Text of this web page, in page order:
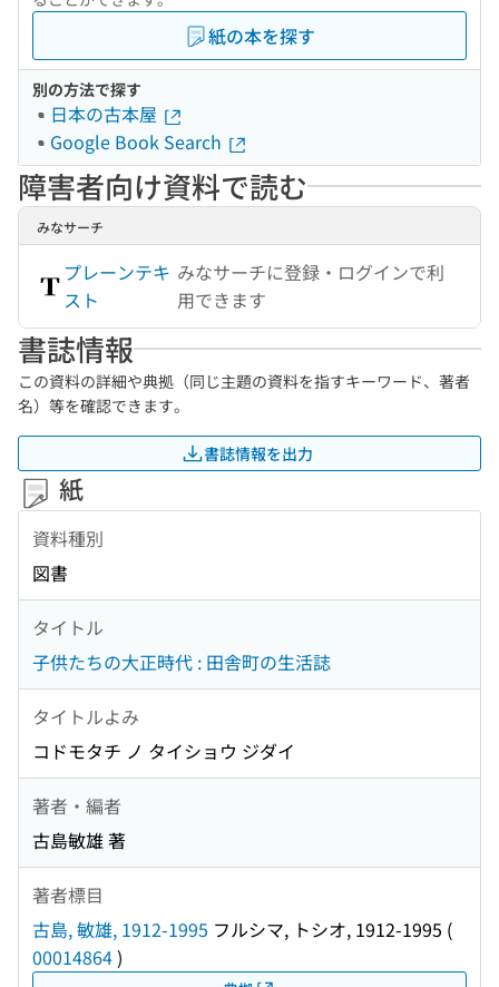
紙の本を探す
別の方法で探す
日本の古本屋
Google Book Search
障害者向け資料で読む
みなサーチ
プレーンテキ
スト
みなサーチに登録・ログインで利
用できます
書誌情報
この資料の詳細や典拠（同じ主題の資料を指すキーワード、著者
名）等を確認できます。
書誌情報を出力
紙
資料種別
図書
タイトル
子供たちの大正時代 : 田舎町の生活誌
タイトルよみ
コドモタチ ノ タイショウ ジダイ
著者・編者
古島敏雄 著
著者標目
古島, 敏雄, 1912-1995 フルシマ, トシオ, 1912-1995 (
00014864)